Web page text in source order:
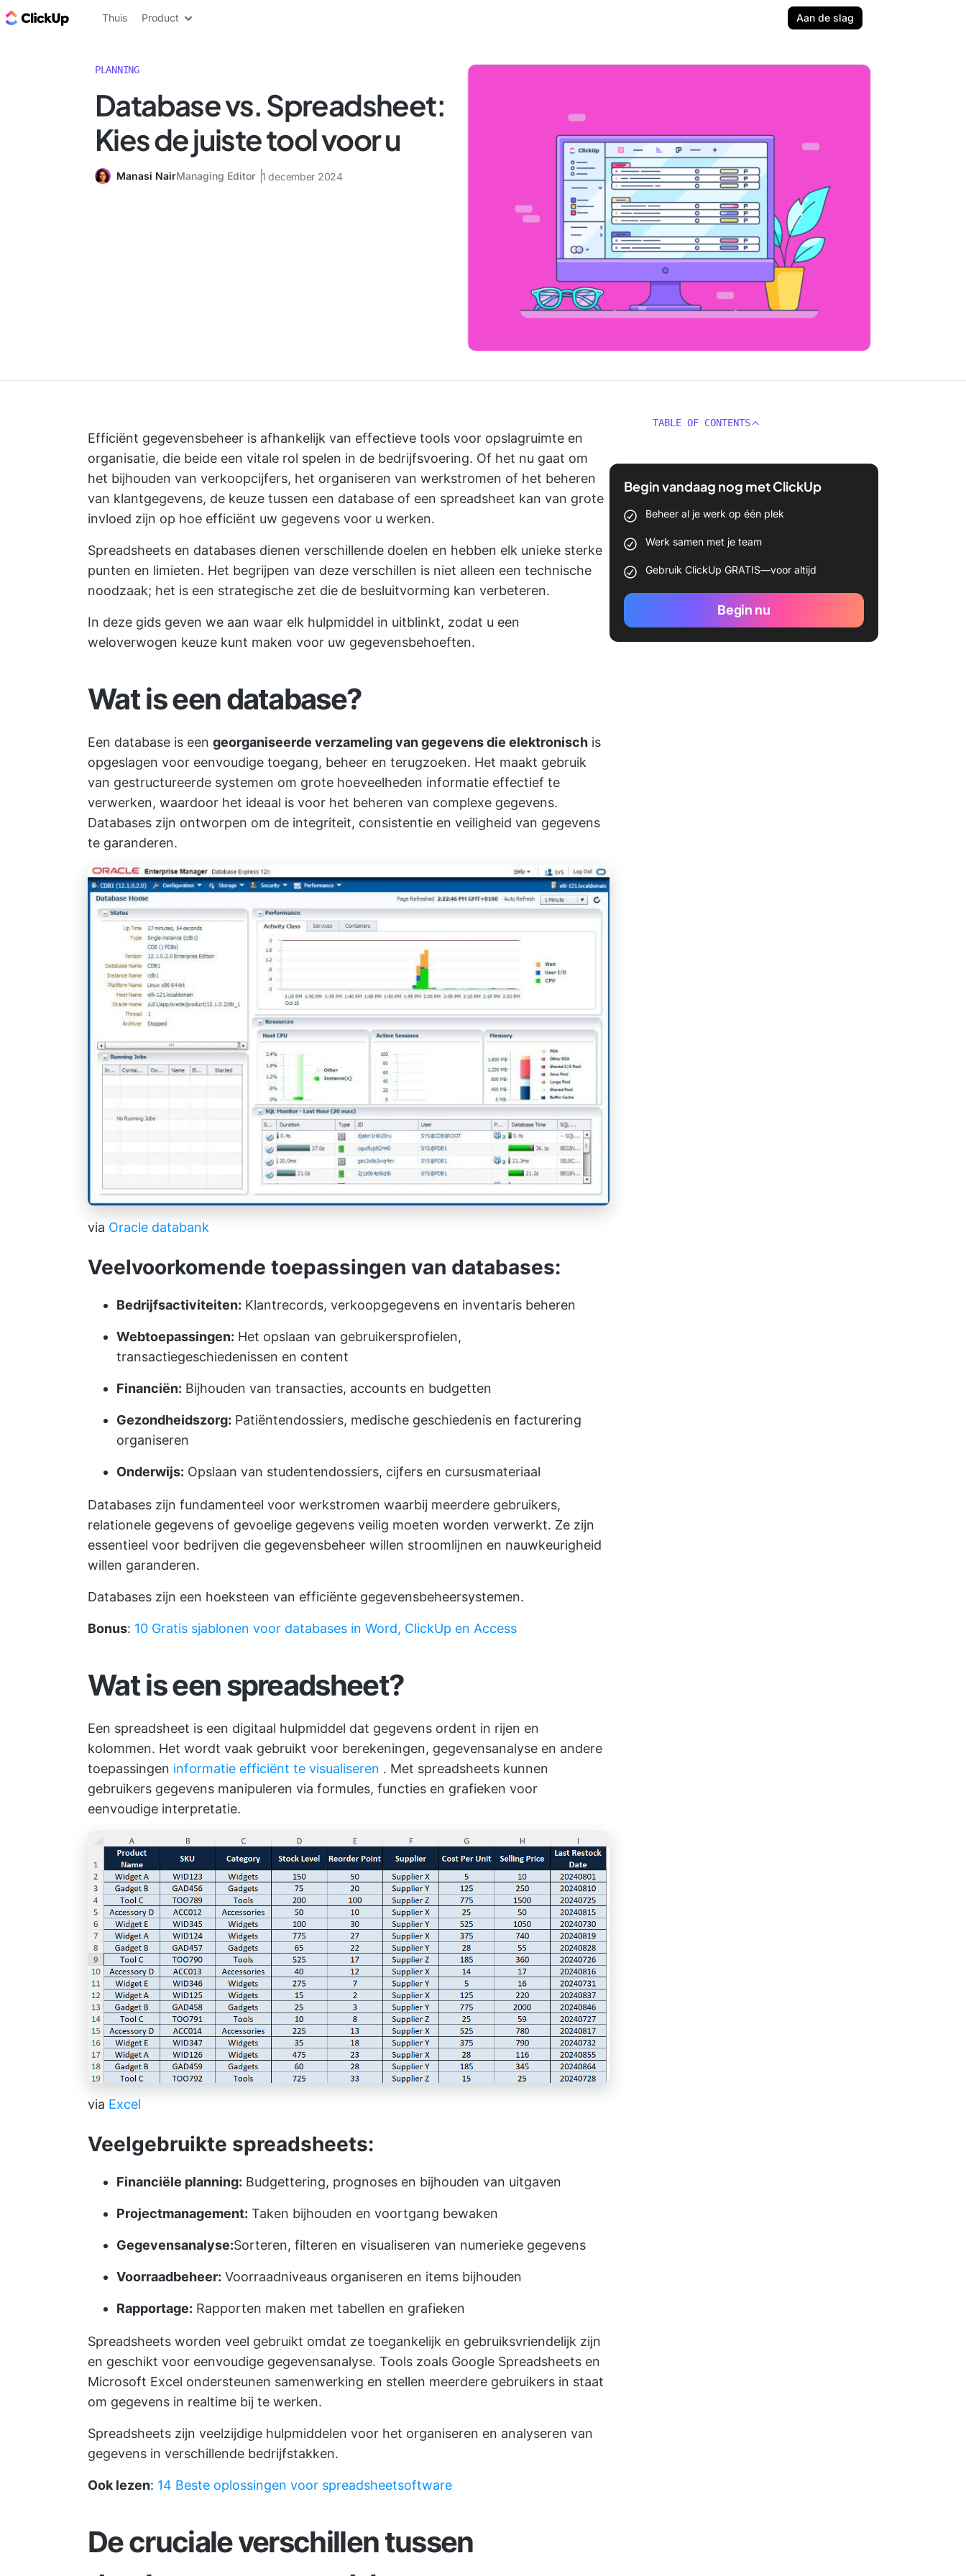
ClickUp Blog
Thuis Product Aan de slag
PLANNING
Database vs. Spreadsheet:
Kies de juiste tool voor u
Manasi NairManaging Editor 1 december 2024
Efficiënt gegevensbeheer is afhankelijk van effectieve tools voor opslagruimte en
organisatie, die beide een vitale rol spelen in de bedrijfsvoering. Of het nu gaat om
het bijhouden van verkoopcijfers, het organiseren van werkstromen of het beheren
van klantgegevens, de keuze tussen een database of een spreadsheet kan van grote
invloed zijn op hoe efficiënt uw gegevens voor u werken.
Spreadsheets en databases dienen verschillende doelen en hebben elk unieke sterke
punten en limieten. Het begrijpen van deze verschillen is niet alleen een technische
noodzaak; het is een strategische zet die de besluitvorming kan verbeteren.
In deze gids geven we aan waar elk hulpmiddel in uitblinkt, zodat u een
weloverwogen keuze kunt maken voor uw gegevensbehoeften.
Wat is een database?
Een database is een georganiseerde verzameling van gegevens die elektronisch is
opgeslagen voor eenvoudige toegang, beheer en terugzoeken. Het maakt gebruik
van gestructureerde systemen om grote hoeveelheden informatie effectief te
verwerken, waardoor het ideaal is voor het beheren van complexe gegevens.
Databases zijn ontworpen om de integriteit, consistentie en veiligheid van gegevens
te garanderen.
via Oracle databank
Veelvoorkomende toepassingen van databases:
Bedrijfsactiviteiten: Klantrecords, verkoopgegevens en inventaris beheren
Webtoepassingen: Het opslaan van gebruikersprofielen,
transactiegeschiedenissen en content
Financiën: Bijhouden van transacties, accounts en budgetten
Gezondheidszorg: Patiëntendossiers, medische geschiedenis en facturering
organiseren
Onderwijs: Opslaan van studentendossiers, cijfers en cursusmateriaal
Databases zijn fundamenteel voor werkstromen waarbij meerdere gebruikers,
relationele gegevens of gevoelige gegevens veilig moeten worden verwerkt. Ze zijn
essentieel voor bedrijven die gegevensbeheer willen stroomlijnen en nauwkeurigheid
willen garanderen.
Databases zijn een hoeksteen van efficiënte gegevensbeheersystemen.
Bonus: 10 Gratis sjablonen voor databases in Word, ClickUp en Access
Wat is een spreadsheet?
Een spreadsheet is een digitaal hulpmiddel dat gegevens ordent in rijen en
kolommen. Het wordt vaak gebruikt voor berekeningen, gegevensanalyse en andere
toepassingen informatie efficiënt te visualiseren . Met spreadsheets kunnen
gebruikers gegevens manipuleren via formules, functies en grafieken voor
eenvoudige interpretatie.
via Excel
Veelgebruikte spreadsheets:
Financiële planning: Budgettering, prognoses en bijhouden van uitgaven
Projectmanagement: Taken bijhouden en voortgang bewaken
Gegevensanalyse:Sorteren, filteren en visualiseren van numerieke gegevens
Voorraadbeheer: Voorraadniveaus organiseren en items bijhouden
Rapportage: Rapporten maken met tabellen en grafieken
Spreadsheets worden veel gebruikt omdat ze toegankelijk en gebruiksvriendelijk zijn
en geschikt voor eenvoudige gegevensanalyse. Tools zoals Google Spreadsheets en
Microsoft Excel ondersteunen samenwerking en stellen meerdere gebruikers in staat
om gegevens in realtime bij te werken.
Spreadsheets zijn veelzijdige hulpmiddelen voor het organiseren en analyseren van
gegevens in verschillende bedrijfstakken.
Ook lezen: 14 Beste oplossingen voor spreadsheetsoftware
De cruciale verschillen tussen
TABLE OF CONTENTS
Begin vandaag nog met ClickUp
Beheer al je werk op één plek
Werk samen met je team
Gebruik ClickUp GRATIS—voor altijd
Begin nu